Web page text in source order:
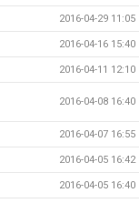
2016-04-29 11:05
2016-04-16 15:40
2016-04-11 12:10
2016-04-08 16:40
2016-04-07 16:55
2016-04-05 16:42
2016-04-05 16:40